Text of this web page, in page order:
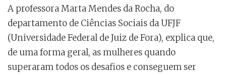
A professora Marta Mendes da Rocha, do
departamento de Ciências Sociais da UFJF
(Universidade Federal de Juiz de Fora), explica que,
de uma forma geral, as mulheres quando
superaram todos os desafios e conseguem ser